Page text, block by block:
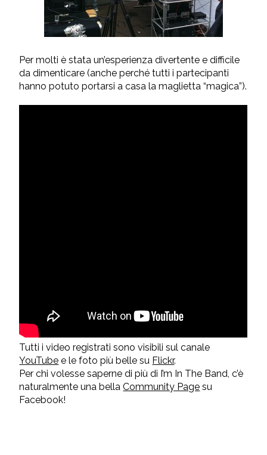
Per molti è stata un’esperienza divertente e difficile
da dimenticare (anche perché tutti i partecipanti
hanno potuto portarsi a casa la maglietta “magica”).
Tutti i video registrati sono visibili sul canale
YouTube e le foto più belle su Flickr.
Per chi volesse saperne di più di I’m In The Band, c’è
naturalmente una bellaCommunity Page su
Facebook!